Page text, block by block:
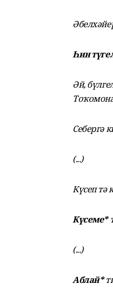
Һин
Әй,
Себергә
(...)
Күсеп тә
Күсеме*
(...)
Аблай*